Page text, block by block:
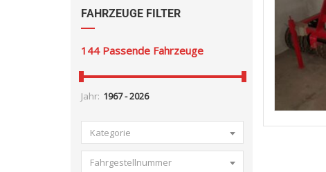
FAHRZEUGE FILTER
144 Passende Fahrzeuge
Jahr:
Kategorie
Fahrgestellnummer